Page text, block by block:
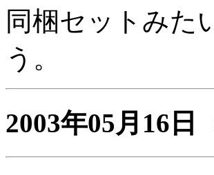
同梱セットみた
う。
2003年05月16日